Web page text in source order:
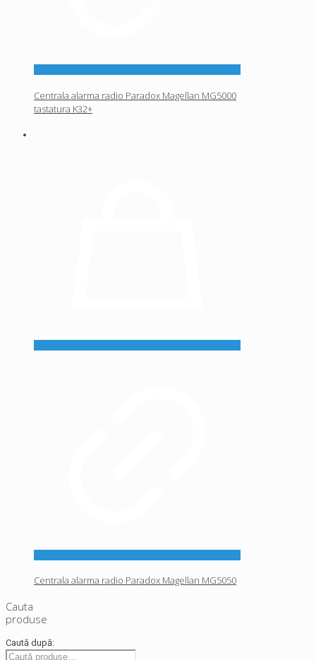
Centrala alarma radio Paradox Magellan MG5000
tastatura K32+
Centrala alarma radio Paradox Magellan MG5050
Cauta
produse
Caută după: